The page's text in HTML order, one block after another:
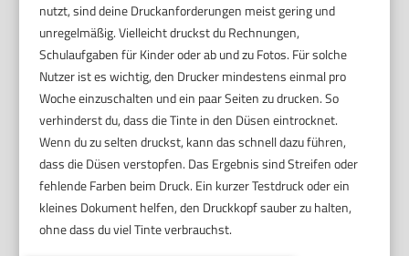
nutzt, sind deine Druckanforderungen meist gering und
unregelmäßig. Vielleicht druckst du Rechnungen,
Schulaufgaben für Kinder oder ab und zu Fotos. Für solche
Nutzer ist es wichtig, den Drucker mindestens einmal pro
Woche einzuschalten und ein paar Seiten zu drucken. So
verhinderst du, dass die Tinte in den Düsen eintrocknet.
Wenn du zu selten druckst, kann das schnell dazu führen,
dass die Düsen verstopfen. Das Ergebnis sind Streifen oder
fehlende Farben beim Druck. Ein kurzer Testdruck oder ein
kleines Dokument helfen, den Druckkopf sauber zu halten,
ohne dass du viel Tinte verbrauchst.